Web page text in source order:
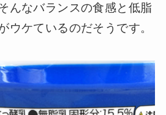
んなバランスの食感と低脂
ウケているのだそうです。